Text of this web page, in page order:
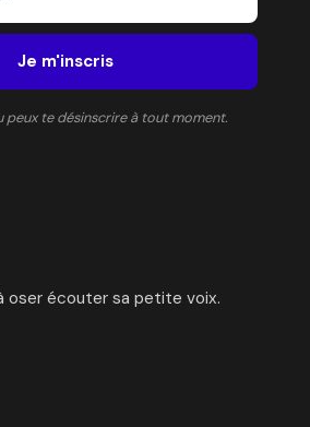
Je m'inscris
peux te désinscrire à tout moment.
oser écouter sa petite voix.